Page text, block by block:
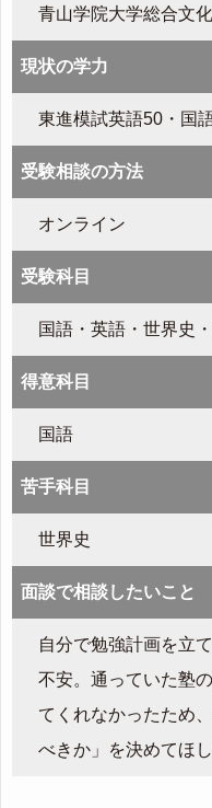
青山学院大学総合文
現状の学力
東進模試英語50・国
受験相談の方法
オンライン
受験科目
国語・英語・世界史
得意科目
国語
苦手科目
世界史
面談で相談したいこと
自分で勉強計画を立
不安。通っていた塾
てくれなかったため
べきか」を決めてほし